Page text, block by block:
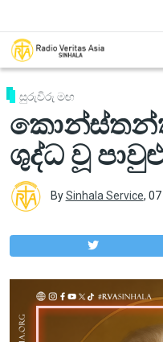
සුරුවිරු මඟ
ශුද්ධ වූ
BySinhala Service,